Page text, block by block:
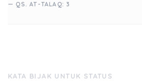
— QS. AT-TALAQ: 3
KATA BIJAK UNTUK STATUS